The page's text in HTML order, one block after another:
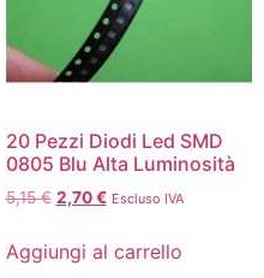
20 Pezzi Diodi Led SMD
0805 Blu Alta Luminosità
5,15€ 2,70€ Escluso IVA
Aggiungi al carrello